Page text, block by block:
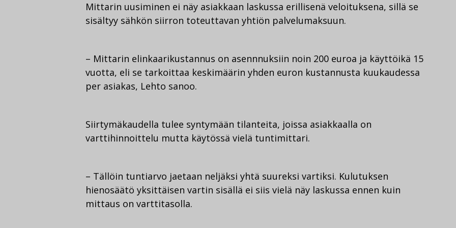
Mittarin uusiminen ei näy asiakkaan laskussa erillisenä veloituksena, sillä se
sisältyy sähkön siirron toteuttavan yhtiön palvelumaksuun.
– Mittarin elinkaarikustannus on asennnuksiin noin 200 euroa ja käyttöikä 15
vuotta, eli se tarkoittaa keskimäärin yhden euron kustannusta kuukaudessa
per asiakas, Lehto sanoo.
Siirtymäkaudella tulee syntymään tilanteita, joissa asiakkaalla on
varttihinnoittelu mutta käytössä vielä tuntimittari.
– Tällöin tuntiarvo jaetaan neljäksi yhtä suureksi vartiksi. Kulutuksen
hienosäätö yksittäisen vartin sisällä ei siis vielä näy laskussa ennen kuin
mittaus on varttitasolla.